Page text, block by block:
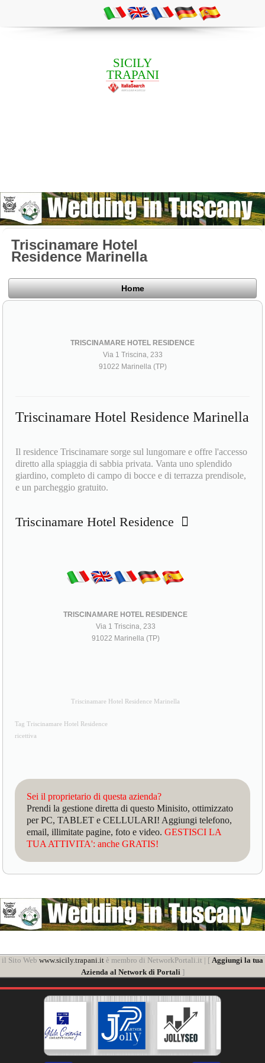
SICILY
TRAPANI
Triscinamare Hotel
Residence Marinella
Home
TRISCINAMARE HOTEL RESIDENCE
Via 1 Triscina, 233
91022 Marinella (TP)
Triscinamare Hotel Residence Marinella
Il residence Triscinamare sorge sul lungomare e offre l'accesso
diretto alla spiaggia di sabbia privata. Vanta uno splendido
giardino, completo di campo di bocce e di terrazza prendisole,
e un parcheggio gratuito.
Triscinamare Hotel Residence
TRISCINAMARE HOTEL RESIDENCE
Via 1 Triscina, 233
91022 Marinella (TP)
Triscinamare Hotel Residence Marinella
Tag Triscinamare Hotel Residence
ricettiva
Sei il proprietario di questa azienda?
Prendi la gestione diretta di questo Minisito, ottimizzato
per PC, TABLET e CELLULARI! Aggiungi telefono,
email, illimitate pagine, foto e video.GESTISCI LA
TUA ATTIVITA': anche GRATIS!
il Sito Web www.sicily.trapani.it è membro di NetworkPortali.it | [ Aggiungi la tua
Azienda al Network di Portali]